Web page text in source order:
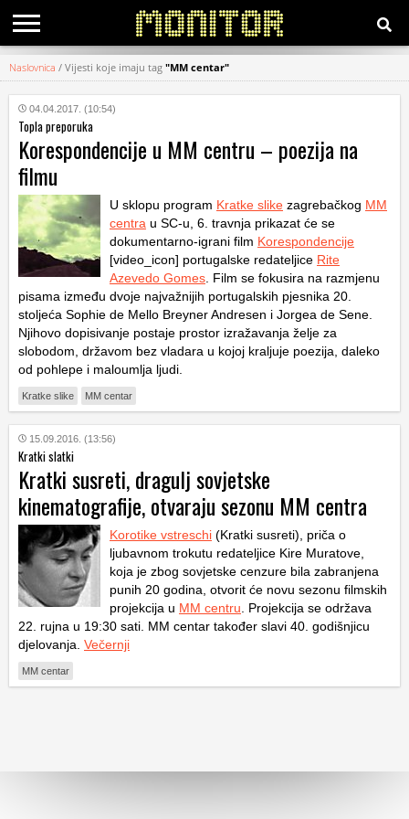
KATEGORIJE
HRVATSKI
WEB
Naslovnica / Vijesti koje imaju tag "MM centar"
04.04.2017. (10:54)
Topla preporuka
Korespondencije u MM centru – poezija na
filmu
U sklopu program Kratke slike zagrebačkog MM
centra u SC-u, 6. travnja prikazat će se
dokumentarno-igrani film Korespondencije
[video_icon] portugalske redateljice Rite
Azevedo Gomes . Film se fokusira na razmjenu
pisama između dvoje najvažnijih portugalskih pjesnika 20.
stoljeća Sophie de Mello Breyner Andresen i Jorgea de Sene.
Njihovo dopisivanje postaje prostor izražavanja želje za
slobodom, državom bez vladara u kojoj kraljuje poezija, daleko
od pohlepe i maloumlja ljudi.
Kratke slike MM centar
15.09.2016. (13:56)
Kratki slatki
Kratki susreti, dragulj sovjetske
kinematografije, otvaraju sezonu MM centra
Korotike vstreschi (Kratki susreti), priča o
ljubavnom trokutu redateljice Kire Muratove,
koja je zbog sovjetske cenzure bila zabranjena
punih 20 godina, otvorit će novu sezonu filmskih
projekcija u MM centru . Projekcija se održava
22. rujna u 19:30 sati. MM centar također slavi 40. godišnjicu
djelovanja. Večernji
MM centar